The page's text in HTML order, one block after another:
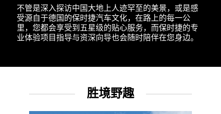
不管是深入探访中国大地上人迹罕至的美景，或是感
受源自于德国的保时捷汽车文化，在路上的每一公
里，您都会享受到五星级的贴心服务，而保时捷的专
业体验项目指导与资深向导也会随时陪伴在您身边。
胜境野趣